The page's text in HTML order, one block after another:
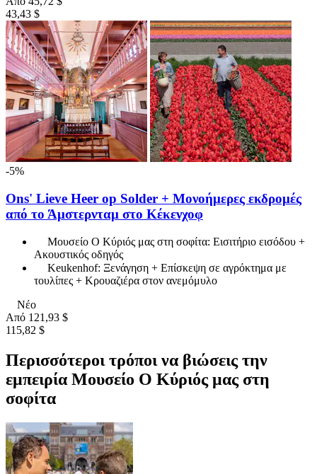
43,43 $
-5%
Ons' Lieve Heer op Solder + Μονοήμερες εκδρομές
από το Άμστερνταμ στο Κέκενχοφ
Μουσείο Ο Κύριός μας στη σοφίτα: Εισιτήριο εισόδου +
Ακουστικός οδηγός
Keukenhof: Ξενάγηση + Επίσκεψη σε αγρόκτημα με
τουλίπες + Κρουαζιέρα στον ανεμόμυλο
Νέο
Από 121,93 $
115,82 $
Περισσότεροι τρόποι να βιώσεις την
εμπειρία Μουσείο Ο Κύριός μας στη
σοφίτα